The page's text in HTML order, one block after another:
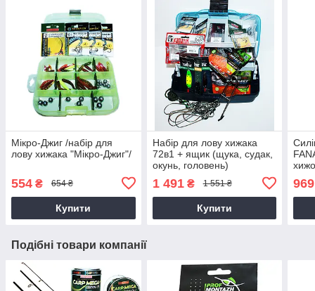
Мікро-Джиг /набір для
лову хижака "Мікро-Джиг"/
554 ₴ 654 ₴
Купити
Набір для лову хижака
72в1 + ящик (щука, судак,
окунь, головень)
1 491₴ 1 551 ₴
Купити
969
Подібні товари компанії